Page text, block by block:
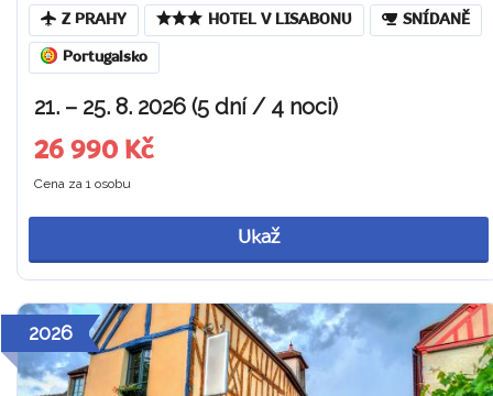
Z PRAHY HOTEL V LISABONU SNÍDANĚ
Portugalsko
21. – 25. 8. 2026 (5 dní / 4 noci)
26 990 Kč
Cena za 1 osobu
Ukaž
2026